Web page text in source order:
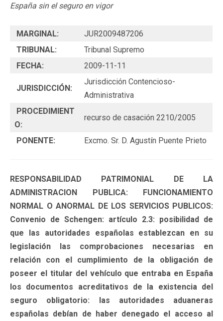
España sin el seguro en vigor
MARGINAL:
JUR2009487206
TRIBUNAL:
Tribunal Supremo
FECHA:
2009-11-11
JURISDICCIÓN:
Jurisdicción Contencioso-
Administrativa
PROCEDIMIENT
O:
recurso de casación 2210/2005
PONENTE: Excmo. Sr. D. Agustín Puente Prieto
RESPONSABILIDAD PATRIMONIAL DE LA
ADMINISTRACION PUBLICA: FUNCIONAMIENTO
NORMAL O ANORMAL DE LOS SERVICIOS PUBLICOS:
Convenio de Schengen: artículo 2.3: posibilidad de
que las autoridades españolas establezcan en su
legislación las comprobaciones necesarias en
relación con el cumplimiento de la obligación de
poseer el titular del vehículo que entraba en España
los documentos acreditativos de la existencia del
seguro obligatorio: las autoridades aduaneras
españolas debían de haber denegado el acceso al